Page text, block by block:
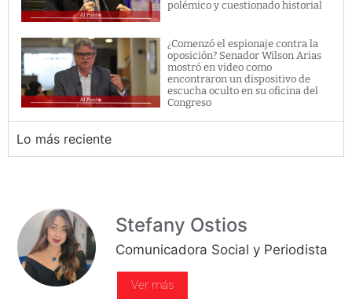
polémico y cuestionado historial
¿Comenzó el espionaje contra la
oposición? Senador Wilson Arias
mostró en video como
encontraron un dispositivo de
escucha oculto en su oficina del
Congreso
Lo más reciente
Stefany Ostios
Comunicadora Social y Periodista
Ver más